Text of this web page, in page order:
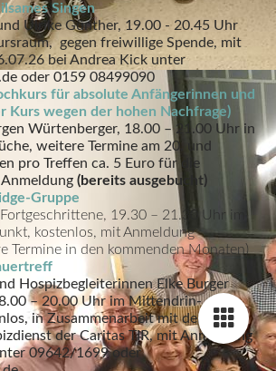
Singen
Ulrike Günther, 19.00 - 20.45 Uhr
gegen freiwillige Spende, mit
bei Andrea Kick unter
oder 0159 08499090
für absolute Anfängerinnen und
Kurs wegen der hohen Nachfrage)
Würtenberger, 18.00 – 21.00 Uhr in
weitere Termine am 20. und
pro Treffen ca. 5 Euro für die
Anmeldung(bereits ausgebucht)
Gruppe
19.30 – 21.30 Uhr im
kostenlos, mit Anmeldung
Termine in den kommenden Monaten)
Hospizbegleiterinnen Elke Burger
– 20.00 Uhr im Mittendrin-
in Zusammenarbeit mit dem
der Caritas TIR, mit Anmeldung
09642/1699 oder